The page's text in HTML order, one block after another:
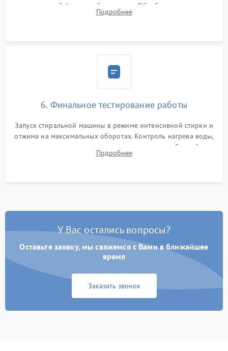
надежной фиксацией хомутами. Обработка стыков
герметиком для предотвращения возможных протечек воды.
Подробнее
6. Финальное тестирование работы
Запуск стиральной машины в режиме интенсивной стирки и
отжима на максимальных оборотах. Контроль нагрева воды,
корректности слива, отсутствия излишних вибраций,
посторонних стуков и протечек под корпусом.
Подробнее
У Вас остались вопросы?
Оставьте заявку, мы свяжемся с Вами в ближайшее
время
Заказать звонок